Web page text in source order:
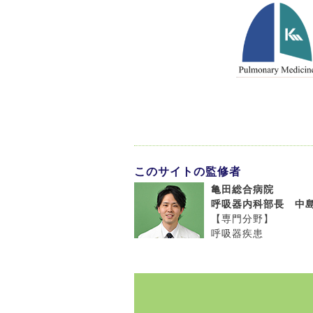
このサイトの監修者
亀田総合病院
呼吸器内科部長 中
【専門分野】
呼吸器疾患